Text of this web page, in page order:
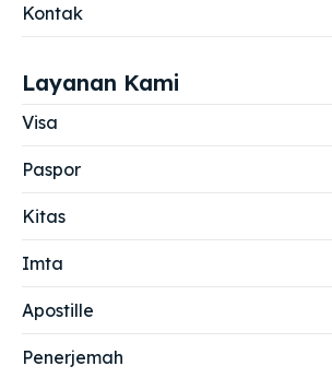
Kontak
Layanan Kami
Visa
Paspor
Kitas
Imta
Apostille
Penerjemah